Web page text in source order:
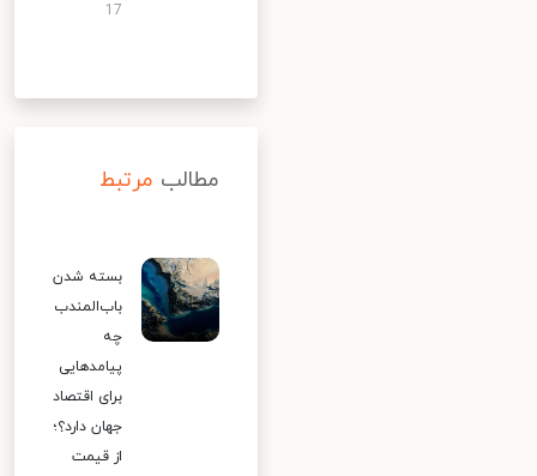
17
مطالب مرتبط
بسته شدن
باب‌المندب
چه
پیامدهایی
برای اقتصاد
جهان دارد؟؛
از قیمت